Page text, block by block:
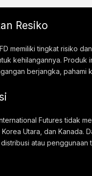
Resiko
memiliki tingkat risiko
kehilangannya.
berjangka, pahami
Futures tidak
Korea Utara, dan Kanada.
atau